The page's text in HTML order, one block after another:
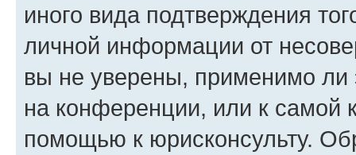
иного вида подтверждения
личной информации от
вы не уверены, применимо ли
на конференции, или к самой
помощью к юрисконсульту.